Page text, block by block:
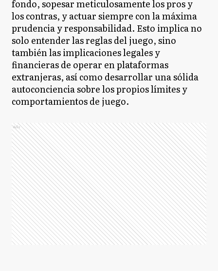
fondo, sopesar meticulosamente los pros y
los contras, y actuar siempre con la máxima
prudencia y responsabilidad. Esto implica no
solo entender las reglas del juego, sino
también las implicaciones legales y
financieras de operar en plataformas
extranjeras, así como desarrollar una sólida
autoconciencia sobre los propios límites y
comportamientos de juego.
Ads